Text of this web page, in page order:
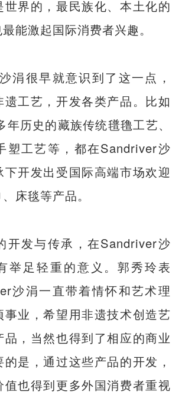
界的，最民族化、本土化的
能激起国际消费者兴趣。
涓很早就意识到了这一点，
遗工艺，开发各类产品。比如
历史的藏族传统氆氇工艺、
塑工艺等，都在Sandriver沙
开发出受国际高端市场欢迎
床毯等产品。
开发与传承，在Sandriver沙
举足轻重的意义。郭秀玲表
沙涓一直带着情怀和艺术理
事业，希望用非遗技术创造艺
品，当然也得到了相应的商业
是，通过这些产品的开发，
值也得到更多外国消费者重视